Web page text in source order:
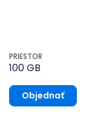
PRIESTOR
100 GB
Objednať